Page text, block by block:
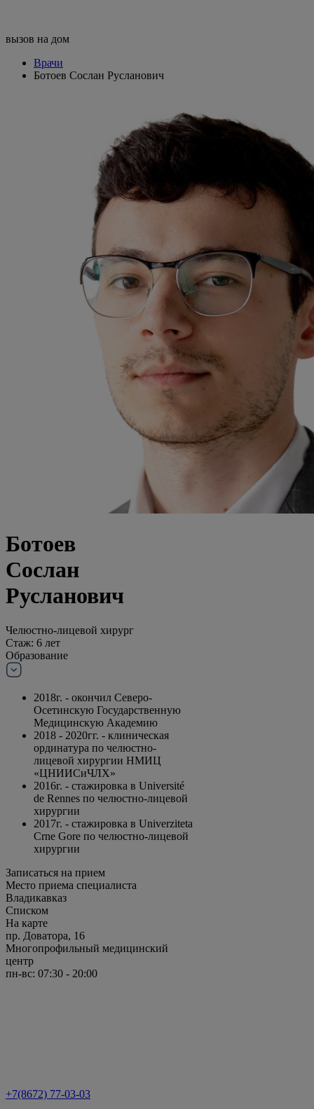
вызов на дом
Врачи
Ботоев Сослан Русланович
Ботоев
Сослан
Русланович
Челюстно-лицевой хирург
Стаж: 6 лет
Образование
2018г. - окончил Северо-
Осетинскую Государственную
Медицинскую Академию
2018 - 2020гг. - клиническая
ординатура по челюстно-
лицевой хирургии НМИЦ
«ЦНИИСиЧЛХ»
2016г. - стажировка в Université
de Rennes по челюстно-лицевой
хирургии
2017г. - стажировка в Univerziteta
Crne Gore по челюстно-лицевой
хирургии
Записаться на прием
Место приема специалиста
Владикавказ
Списком
На карте
пр. Доватора, 16
Многопрофильный медицинский
центр
пн-вс: 07:30 - 20:00
+7(8672) 77-03-03